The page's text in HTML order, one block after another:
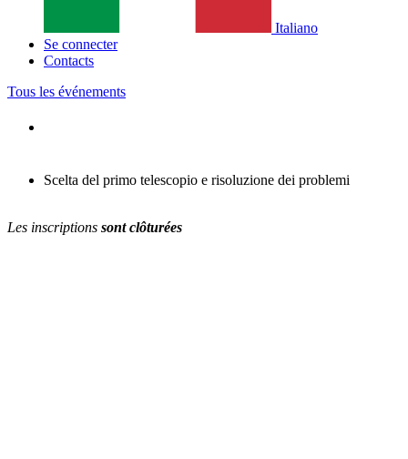
Italiano
Se connecter
Contacts
Tous les événements
Scelta del primo telescopio e risoluzione dei problemi
Les inscriptions sont clôturées